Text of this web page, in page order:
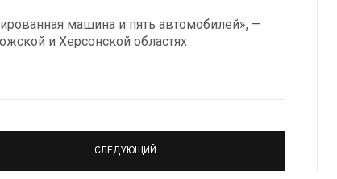
машина и пять автомобилей», —
и Херсонской областях
СЛЕДУЮЩИЙ